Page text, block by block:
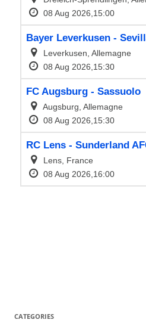
CATEGORIES